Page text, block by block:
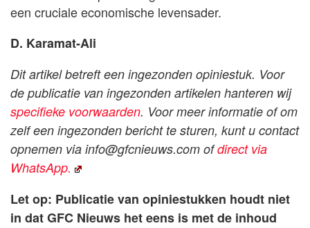
een cruciale economische levensader.
D. Karamat-Ali
Dit artikel betreft een ingezonden opiniestuk. Voor
de publicatie van ingezonden artikelen hanteren wij
specifieke voorwaarden. Voor meer informatie of om
zelf een ingezonden bericht te sturen, kunt u contact
opnemen via info@gfcnieuws.com ofdirect via
WhatsApp.
Let op: Publicatie van opiniestukken houdt niet
in dat GFC Nieuws het eens is met de inhoud